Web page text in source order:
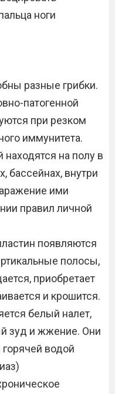
ноги
разные грибки.
патогенной
при резком
иммунитета.
на полу в
бассейнах, внутри
ими
правил личной
появляются
полосы,
приобретает
и крошится.
белый налет,
зуд и жжение. Они
горячей водой